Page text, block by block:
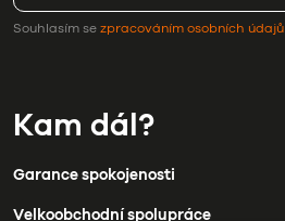
Souhlasím sezpracováním osobních údajů
Kam dál?
Garance spokojenosti
Velkoobchodní spolupráce